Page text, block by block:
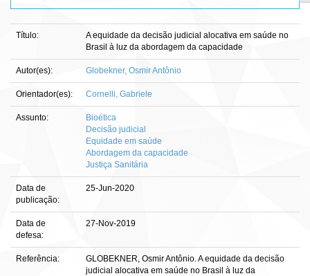
Título:
A equidade da decisão judicial alocativa em saúde no
Brasil à luz da abordagem da capacidade
Autor(es): Globekner, Osmir Antônio
Orientador(es): Cornelli, Gabriele
Assunto:
Bioética
Decisão judicial
Equidade em saúde
Abordagem da capacidade
Justiça Sanitária
Data de
publicação:
25-Jun-2020
Data de
defesa:
27-Nov-2019
Referência:
GLOBEKNER, Osmir Antônio. A equidade da decisão
judicial alocativa em saúde no Brasil à luz da